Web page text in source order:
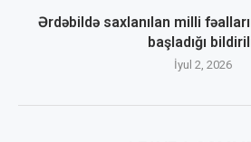
Ərdəbildə saxlanılan milli
başladığı
İyul 2, 2026